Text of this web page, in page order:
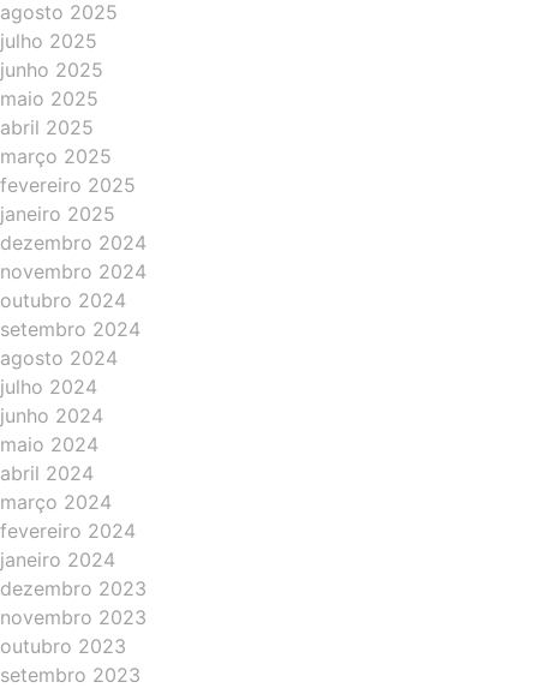
agosto 2025
julho 2025
junho 2025
maio 2025
abril 2025
março 2025
fevereiro 2025
janeiro 2025
dezembro 2024
novembro 2024
outubro 2024
setembro 2024
agosto 2024
julho 2024
junho 2024
maio 2024
abril 2024
março 2024
fevereiro 2024
janeiro 2024
dezembro 2023
novembro 2023
outubro 2023
setembro 2023